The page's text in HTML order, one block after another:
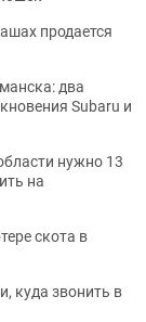
продается
два
Subaru и
нужно 13
на
скота в
куда звонить в